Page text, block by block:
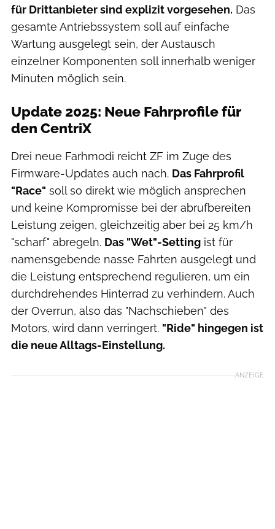
für Drittanbieter sind explizit vorgesehen. Das
gesamte Antriebssystem soll auf einfache
Wartung ausgelegt sein, der Austausch
einzelner Komponenten soll innerhalb weniger
Minuten möglich sein.
Update 2025: Neue Fahrprofile für
den CentriX
Drei neue Farhmodi reicht ZF im Zuge des
Firmware-Updates auch nach. Das Fahrprofil
"Race" soll so direkt wie möglich ansprechen
und keine Kompromisse bei der abrufbereiten
Leistung zeigen, gleichzeitig aber bei 25 km/h
"scharf" abregeln. Das "Wet"-Setting ist für
namensgebende nasse Fahrten ausgelegt und
die Leistung entsprechend regulieren, um ein
durchdrehendes Hinterrad zu verhindern. Auch
der Overrun, also das "Nachschieben" des
Motors, wird dann verringert. "Ride" hingegen ist
die neue Alltags-Einstellung.
ANZEIGE